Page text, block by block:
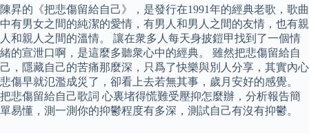
陳昇的《把悲傷留給自己》，是發行在1991年的經典老歌，歌曲
中有男女之間的純潔的愛情，有男人和男人之間的友情，也有親
人和親人之間的溫情。 讓在衆多人每天身披鎧甲找到了一個情
緒的宣泄口啊，是這麼多聽衆心中的經典。 雖然把悲傷留給自
己，隱藏自己的苦痛那麼深，只爲了快樂與別人分享，其實內心
悲傷早就氾濫成災了，卻看上去若無其事，歲月安好的感覺。
把悲傷留給自己歌詞 心裏堵得慌難受壓抑怎麼辦，分析報告簡
單易懂，測一測你的抑鬱程度有多深，測試自己有沒有抑鬱。